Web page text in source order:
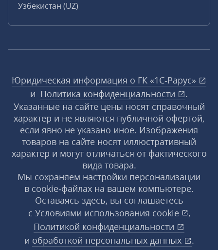
Узбекистан (UZ)
Юридическая информация о ГК «1С‑Рарус»
и Политика конфиденциальности
.
Указанные на сайте цены носят справочный
характер и не являются публичной офертой,
если явно не указано иное. Изображения
товаров на сайте носят иллюстративный
характер и могут отличаться от фактического
вида товара.
Мы сохраняем настройки персонализации
в cookie‑файлах на вашем компьютере.
Оставаясь здесь, вы соглашаетесь
с Условиями использования cookie
,
Политикой конфиденциальности
и обработкой персональных данных
.